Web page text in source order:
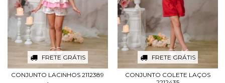
FRETE GRÁTIS
CONJUNTO LACINHOS 2112389
FRETE GRÁTIS
CONJUNTO COLETE LAÇOS